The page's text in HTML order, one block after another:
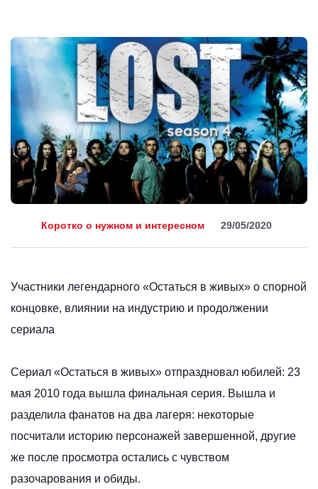
Коротко о нужном и интересном 29/05/2020
Участники легендарного «Остаться в живых» о спорной
концовке, влиянии на индустрию и продолжении
сериала
Сериал «Остаться в живых» отпраздновал юбилей: 23
мая 2010 года вышла финальная серия. Вышла и
разделила фанатов на два лагеря: некоторые
посчитали историю персонажей завершенной, другие
же после просмотра остались с чувством
разочарования и обиды.